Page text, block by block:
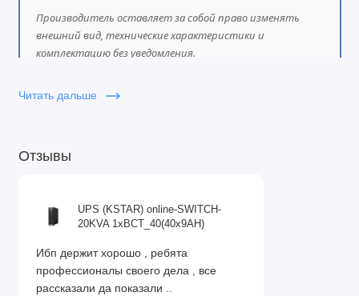
быстродействующие предохранители в
цепях постоянного тока и байпаса,
силовой части, звуковая сигнализация.
параллельного подключения
Вес: 432 кг
Отзывы
Производитель оставляет за собой право изменять
внешний вид, технические характеристики и
комплектацию без уведомления.
Читать дальше
Отзывы
UPS (KSTAR) online-SWITCH-
20KVA 1xBCT_40(40x9AH)
Ибп держит хорошо , ребята
профессионалы своего дела , все
рассказали да показали ..